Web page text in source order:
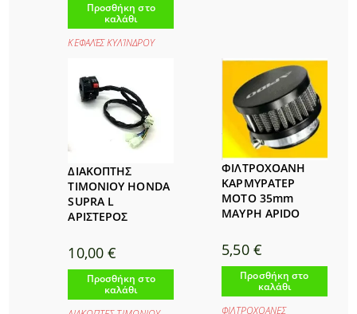
Προσθήκη στο
καλάθι
ΚΕΦΑΛΈΣ ΚΥΛΊΝΔΡΟΥ
ΔΙΑΚΟΠΤΗΣ
ΤΙΜΟΝΙΟΥ HONDA
SUPRA L
ΑΡΙΣΤΕΡΟΣ
10,00€
Προσθήκη στο
καλάθι
ΦΙΛΤΡΟΧΟΑΝΗ
ΚΑΡΜΥΡΑΤΕΡ
MOTO 35mm
ΜΑΥΡΗ APIDO
5,50 €
Προσθήκη στο
καλάθι
ΦΙΛΤΡΟΧΟΑΝΕΣ